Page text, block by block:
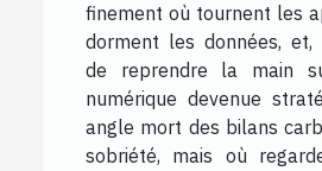
finement où tournent les
dorment les données, et,
de reprendre la main
numérique devenue
angle mort des bilans
sobriété, mais où